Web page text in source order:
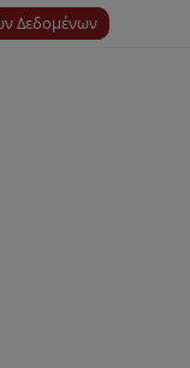
Δεδομένων